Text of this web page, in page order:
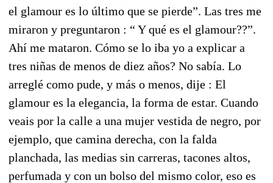
el glamour es lo último que se pierde”. Las tres me
miraron y preguntaron : “ Y qué es el glamour??”.
Ahí me mataron. Cómo se lo iba yo a explicar a
tres niñas de menos de diez años? No sabía. Lo
arreglé como pude, y más o menos, dije : El
glamour es la elegancia, la forma de estar. Cuando
veais por la calle a una mujer vestida de negro, por
ejemplo, que camina derecha, con la falda
planchada, las medias sin carreras, tacones altos,
perfumada y con un bolso del mismo color, eso es